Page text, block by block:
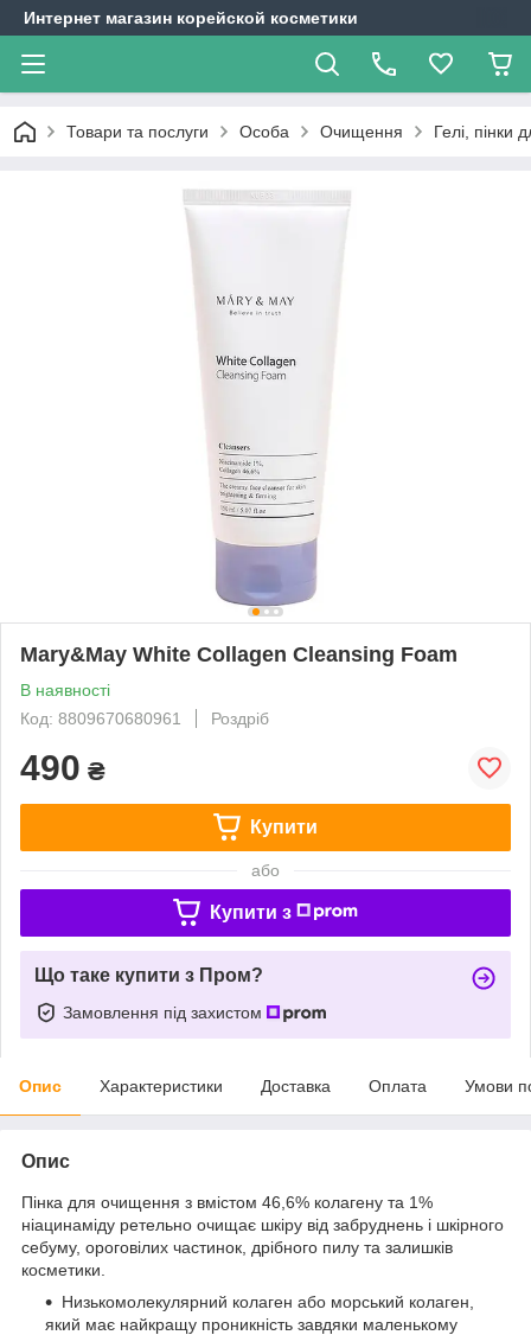
Интернет магазин корейской косметики
Товари та послуги Особа Очищення Гелі, пінки
Mary&May White Collagen Cleansing Foam
В наявності
Код: 8809670680961
Роздріб
490 ₴
Купити
або
Купити з
Що таке купити з Пром?
Замовлення під захистом
Опис Характеристики Доставка Оплата Умови
Опис
Пінка для очищення з вмістом 46,6% колагену та 1%
ніацинаміду ретельно очищає шкіру від забруднень і шкірного
себуму, ороговілих частинок, дрібного пилу та залишків
косметики.
Низькомолекулярний колаген або морський колаген,
який має найкращу проникність завдяки маленькому